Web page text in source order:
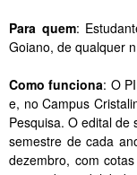
Para quem:
Goiano, de qualquer
Como funciona: O
e, no Campus
Pesquisa. O edital de
semestre de cada
dezembro, com